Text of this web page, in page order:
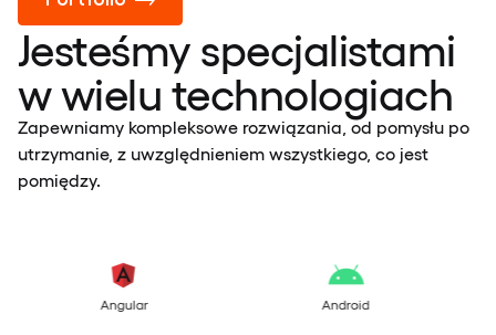
Jesteśmy specjalistami
w wielu technologiach
Zapewniamy kompleksowe rozwiązania, od pomysłu po
utrzymanie, z uwzględnieniem wszystkiego, co jest
pomiędzy.